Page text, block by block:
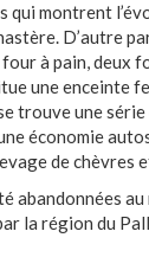
montrent
D’autre
à pain, deux
une enceinte
une série
économie
de chèvres
abandonnées au
la région du